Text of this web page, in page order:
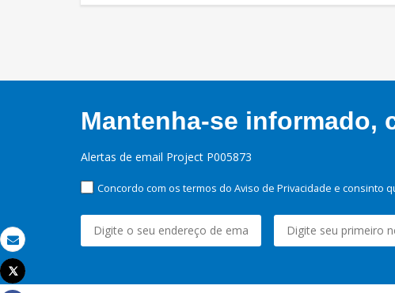
Email
Imprimir
Tweet
Mantenha-se informado,
Alertas de email Project P005873
Concordo com os termos do Aviso de Privacidade e consinto